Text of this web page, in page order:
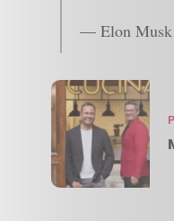
— Elon Musk